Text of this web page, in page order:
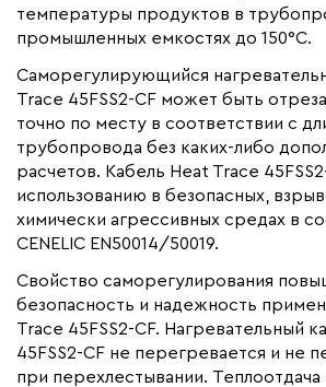
Толщина (мм)
Страна производства
Гарантия (год)
Срок службы(год)
Вес (кг)
Максимальная температура(C)
Тип кабеля
Коллекция
Материал
температуры продуктов в
промышленных емкостях до 150°С.
Саморегулирующийся
Trace 45FSS2-CF может быть
точно по месту в соответствии с
трубопровода без каких-либо
расчетов. Кабель Heat Trace
использованию в безопасных,
химически агрессивных средах в
CENELIC EN50014/50019.
Свойство саморегулирования
безопасность и надежность
Trace 45FSS2-CF. Нагревательный
45FSS2-CF не перегревается и не
при перехлестывании. Теплоотдача